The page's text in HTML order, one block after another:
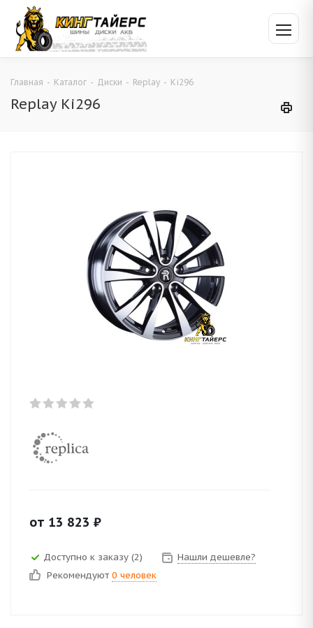
Главная - Каталог - Диски - Replay - Ki296
Replay Ki296
от 13 823 ₽
Доступно к заказу (2)
Нашли дешевле?
Рекомендуют 0 человек